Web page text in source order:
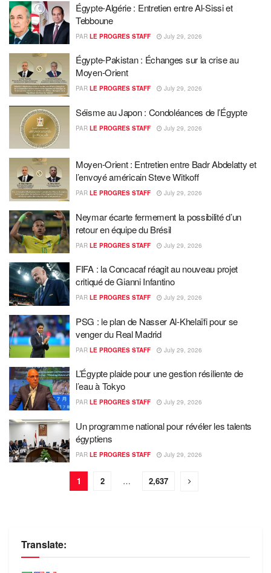
Égypte-Algérie : Entretien entre Al-Sissi et
Tebboune
PAR LE PROGRES STAFF July 29, 2026
Égypte-Pakistan : Échanges sur la crise au
Moyen-Orient
PAR LE PROGRES STAFF July 29, 2026
Séisme au Japon : Condoléances de l’Égypte
PAR LE PROGRES STAFF July 29, 2026
Moyen-Orient : Entretien entre Badr Abdelatty et
l’envoyé américain Steve Witkoff
PAR LE PROGRES STAFF July 29, 2026
Neymar écarte fermement la possibilité d’un
retour en équipe du Brésil
PAR LE PROGRES STAFF July 29, 2026
FIFA : la Concacaf réagit au nouveau projet
critiqué de Gianni Infantino
PAR LE PROGRES STAFF July 29, 2026
PSG : le plan de Nasser Al-Khelaïfi pour se
venger du Real Madrid
PAR LE PROGRES STAFF July 29, 2026
L’Égypte plaide pour une gestion résiliente de
l’eau à Tokyo
PAR LE PROGRES STAFF July 29, 2026
Un programme national pour révéler les talents
égyptiens
PAR LE PROGRES STAFF July 29, 2026
1 2 … 2,637
Translate: